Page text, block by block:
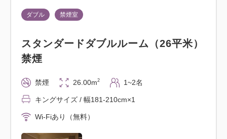
ダブル 禁煙室
スタンダードダブルルーム（26平米）
禁煙
禁煙 26.00m2 1~2名
キングサイズ / 幅181-210cm×1
Wi-Fiあり（無料）